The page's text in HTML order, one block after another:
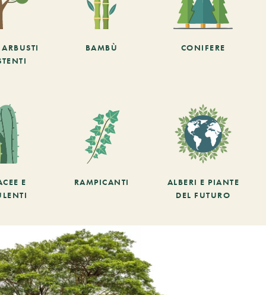
BAMBÙ CONIFERE
E
RAMPICANTI
ALBERI E PIANTE
DEL FUTURO